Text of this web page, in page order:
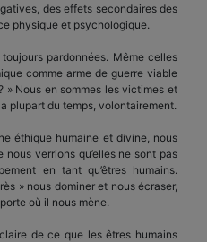
des effets secondaires des
physique et psychologique.
pardonnées. Même celles
comme arme de guerre viable
Nous en sommes les victimes et
plupart du temps, volontairement.
éthique humaine et divine, nous
verrions qu’elles ne sont pas
en tant qu’êtres humains.
» nous dominer et nous écraser,
où il nous mène.
de ce que les êtres humains